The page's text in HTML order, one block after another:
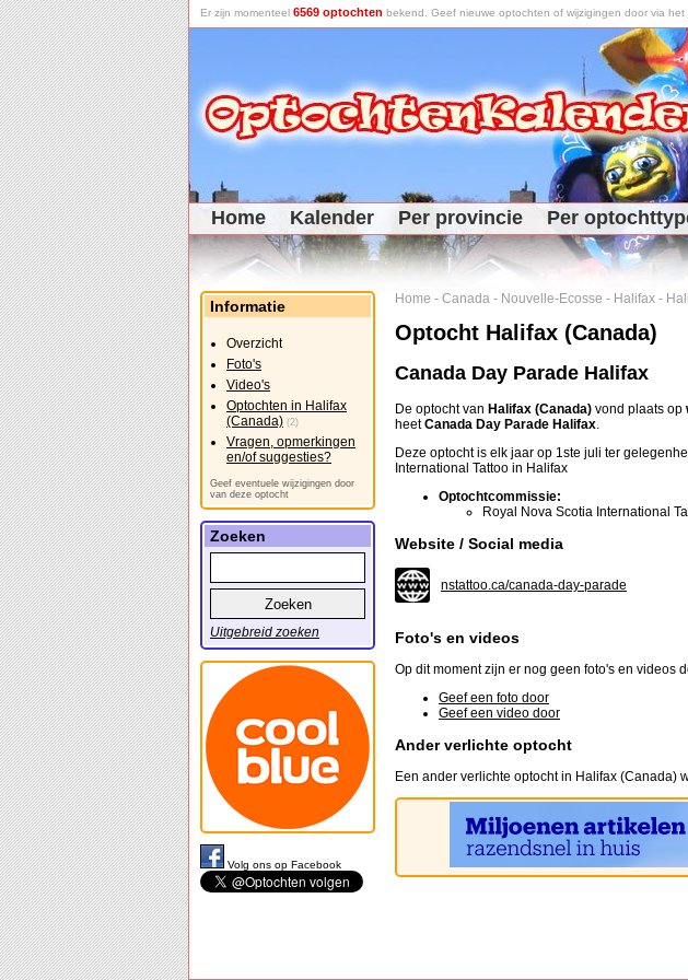
Er zijn momenteel 6569 optochten bekend. Geef nieuwe optochten of wijzigingen door via het
Home Kalender Per provincie Per
Home - Canada - Nouvelle-Ecosse - Halifax -
Optocht Halifax (Canada)
Canada Day Parade Halifax
De optocht van Halifax (Canada) vond plaats op
heetCanada Day Parade Halifax.
Deze optocht is elk jaar op 1ste juli ter
International Tattoo in Halifax
Optochtcommissie:
Royal Nova Scotia International
Website / Social media
nstattoo.ca/canada-day-parade
Foto's en videos
Op dit moment zijn er nog geen foto's en videos
Geef een foto door
Geef een video door
Ander verlichte optocht
Een ander verlichte optocht in Halifax (Canada)
Informatie
Overzicht
Foto's
Video's
Optochten in Halifax
(Canada) (2)
Vragen, opmerkingen
en/of suggesties?
Geef eventuele wijzigingen door
van deze optocht
Zoeken
Uitgebreid zoeken
Volg ons op Facebook